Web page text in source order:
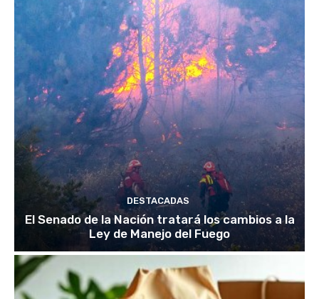
DESTACADAS
El Senado de la Nación tratará los cambios a la
Ley de Manejo del Fuego